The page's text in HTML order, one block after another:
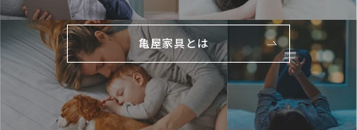
亀屋家具とは